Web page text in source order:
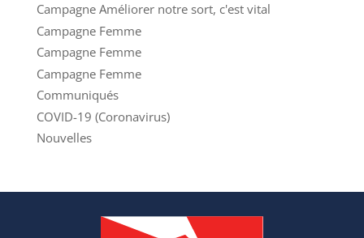
Campagne Améliorer notre sort, c'est vital
Campagne Femme
Campagne Femme
Campagne Femme
Communiqués
COVID-19 (Coronavirus)
Nouvelles